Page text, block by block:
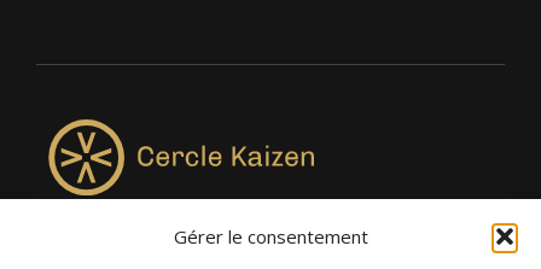
Gérer le consentement
4957, rue Lionel-Groulx, bureau 819, Saint-Augustin-de-